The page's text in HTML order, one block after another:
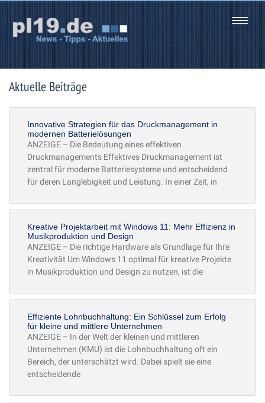
Zum
springen
Aktuelle Beiträge
Innovative Strategien für das Druckmanagement in
modernen Batterielösungen
ANZEIGE – Die Bedeutung eines effektiven
Druckmanagements Effektives Druckmanagement ist
zentral für moderne Batteriesysteme und entscheidend
für deren Langlebigkeit und Leistung. In einer Zeit, in
Kreative Projektarbeit mit Windows 11: Mehr Effizienz in
Musikproduktion und Design
ANZEIGE – Die richtige Hardware als Grundlage für Ihre
Kreativität Um Windows 11 optimal für kreative Projekte
in Musikproduktion und Design zu nutzen, ist die
Effiziente Lohnbuchhaltung: Ein Schlüssel zum Erfolg
für kleine und mittlere Unternehmen
ANZEIGE – In der Welt der kleinen und mittleren
Unternehmen (KMU) ist die Lohnbuchhaltung oft ein
Bereich, der unterschätzt wird. Dabei spielt sie eine
entscheidende